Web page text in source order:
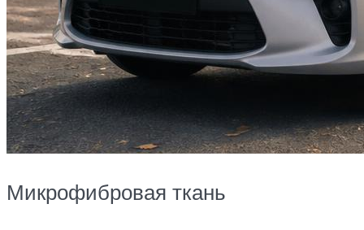
Микрофибровая ткань